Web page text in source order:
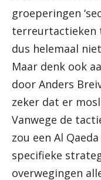
groeperingen
terreurtactieken
dus helemaal
Maar denk ook
door Anders
zeker dat er
Vanwege de
zou een Al
specifieke
overwegingen